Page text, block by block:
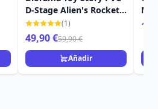
D-Stage Alien's Rocket
Edición Deluxe 15 cm
(1)
49,90 €59,90 €
Añadir